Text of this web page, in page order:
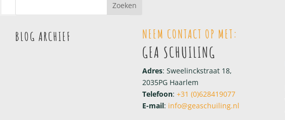
BLOG ARCHIEF NEEM CONTACT OP MET:
GEA SCHUILING
Adres: Sweelinckstraat 18,
2035PG Haarlem
Telefoon: +31 (0)628419077
E-mail: info@geaschuiling.nl